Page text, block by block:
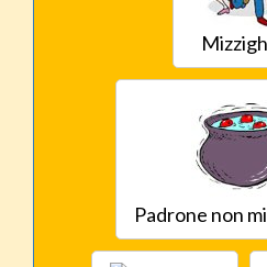
Padrone non